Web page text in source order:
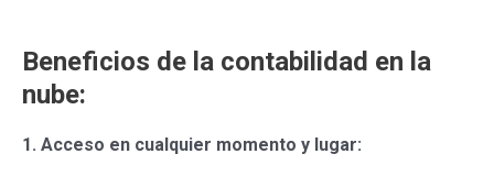
Beneficios de la contabilidad en la
nube:
1. Acceso en cualquier momento y lugar: